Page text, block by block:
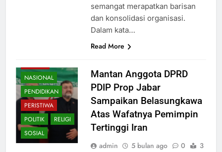
semangat merapatkan barisan
dan konsolidasi organisasi.
Dalam kata…
Read More
NASIONAL
PENDIDIKAN
PERISTIWA
POLITIK
RELIGI
SOSIAL
Mantan Anggota DPRD
PDIP Prop Jabar
Sampaikan Belasungkawa
Atas Wafatnya Pemimpin
Tertinggi Iran
admin 5 bulan ago 0
3